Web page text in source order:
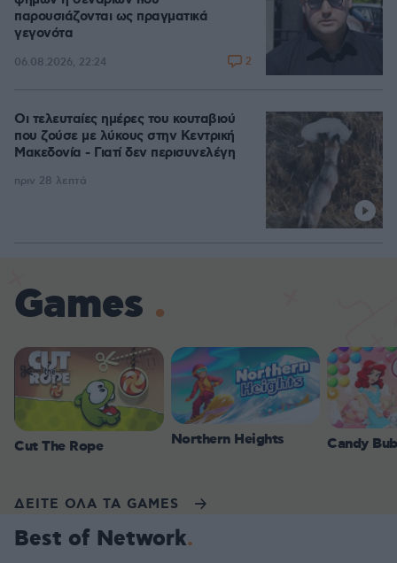
παρουσιάζονται ως πραγματικά
γεγονότα
06.08.2026, 22:24 2
Οι τελευταίες ημέρες του κουταβιού
που ζούσε με λύκους στην Κεντρική
Μακεδονία - Γιατί δεν περισυνελέγη
πριν 28 λεπτά
Games
Cut The Rope Northern Heights Candy
ΔΕΙΤΕ ΟΛΑ ΤΑ GAMES
Best of Network